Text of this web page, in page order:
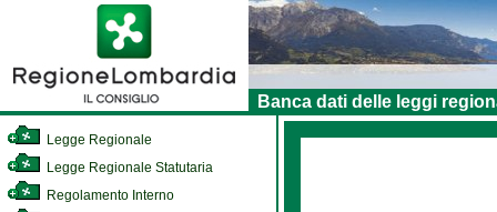
Banca dati delle leggi
Legge Regionale
Legge Regionale Statutaria
Regolamento Interno